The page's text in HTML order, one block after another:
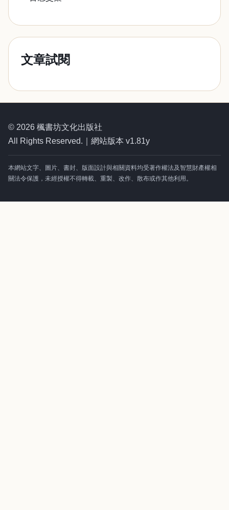
文章試閱
© 2026 楓書坊文化出版社
All Rights Reserved.｜網站版本 v1.81y
本網站文字、圖片、書封、版面設計與相關資料均受著作權法及智慧財產權相
關法令保護，未經授權不得轉載、重製、改作、散布或作其他利用。